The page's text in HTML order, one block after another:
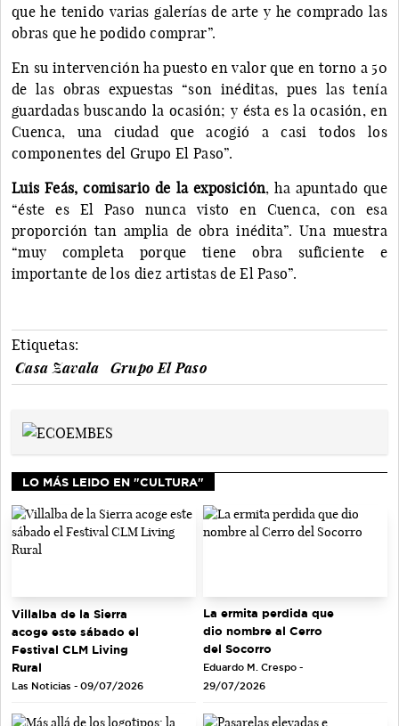
que he tenido varias galerías de arte y he comprado las
obras que he podido comprar”.
En su intervención ha puesto en valor que en torno a 50
de las obras expuestas “son inéditas, pues las tenía
guardadas buscando la ocasión; y ésta es la ocasión, en
Cuenca, una ciudad que acogió a casi todos los
componentes del Grupo El Paso”.
Luis Feás, comisario de la exposición, ha apuntado que
“éste es El Paso nunca visto en Cuenca, con esa
proporción tan amplia de obra inédita”. Una muestra
“muy completa porque tiene obra suficiente e
importante de los diez artistas de El Paso”.
Etiquetas:
Casa Zavala
Grupo El Paso
LO MÁS LEIDO EN "CULTURA"
Villalba de la Sierra
acoge este sábado el
Festival CLM Living
Rural
Las Noticias - 09/07/2026
La ermita perdida que
dio nombre al Cerro
del Socorro
Eduardo M. Crespo -
29/07/2026